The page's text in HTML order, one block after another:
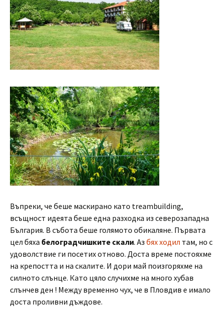
Въпреки, че беше маскирано като treambuilding,
всъщност идеята беше една разходка из северозападна
България. В събота беше голямото обикаляне. Първата
цел бяха белоградчишките скали. Аз бях ходил там, но с
удоволствие ги посетих отново. Доста време постояхме
на крепостта и на скалите. И дори май поизгоряхме на
силното слънце. Като цяло случихме на много хубав
слънчев ден ! Между временно чух, че в Пловдив е имало
доста проливни дъждове.